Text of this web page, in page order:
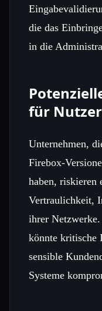
die das
in die
für Nutzer
Unternehmen,
haben, riskieren
Vertraulichkeit,
ihrer
könnte kritische
sensible
Systeme